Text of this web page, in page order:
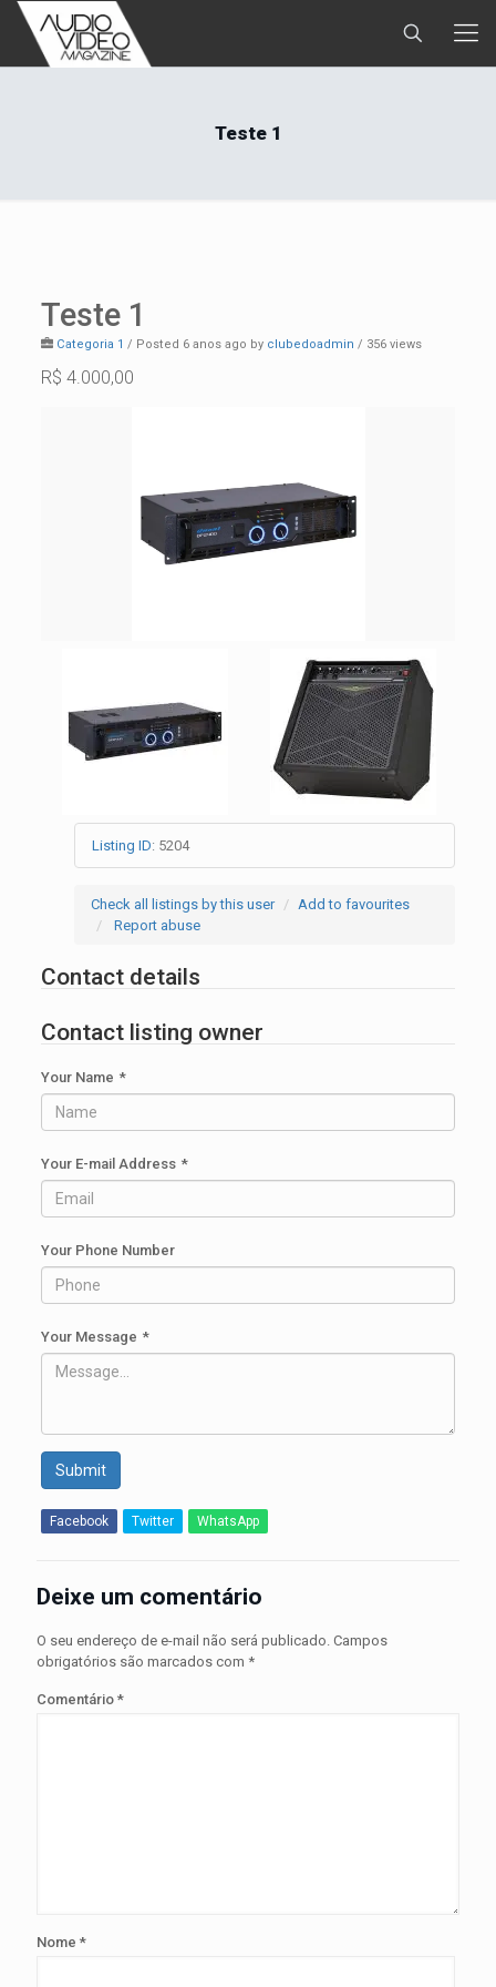
Teste 1
Teste 1
Categoria 1 / Posted 6 anos ago by clubedoadmin / 356 views
R$ 4.000,00
Listing ID: 5204
Check all listings by this user
Add to favourites
Report abuse
Contact details
Contact listing owner
Your Name *
Your E-mail Address *
Your Phone Number
Your Message *
Submit
Facebook Twitter WhatsApp
Deixe um comentário
O seu endereço de e-mail não será publicado. Campos
obrigatórios são marcados com *
Comentário *
Nome *